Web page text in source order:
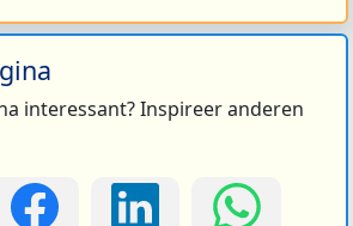
interessant? Inspireer anderen